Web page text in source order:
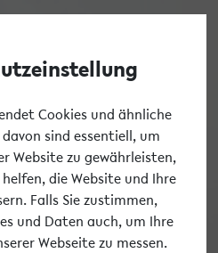
Cookies und ähnliche
sind essentiell, um
Website zu gewährleisten,
die Website und Ihre
Falls Sie zustimmen,
und Daten auch, um Ihre
Webseite zu messen.